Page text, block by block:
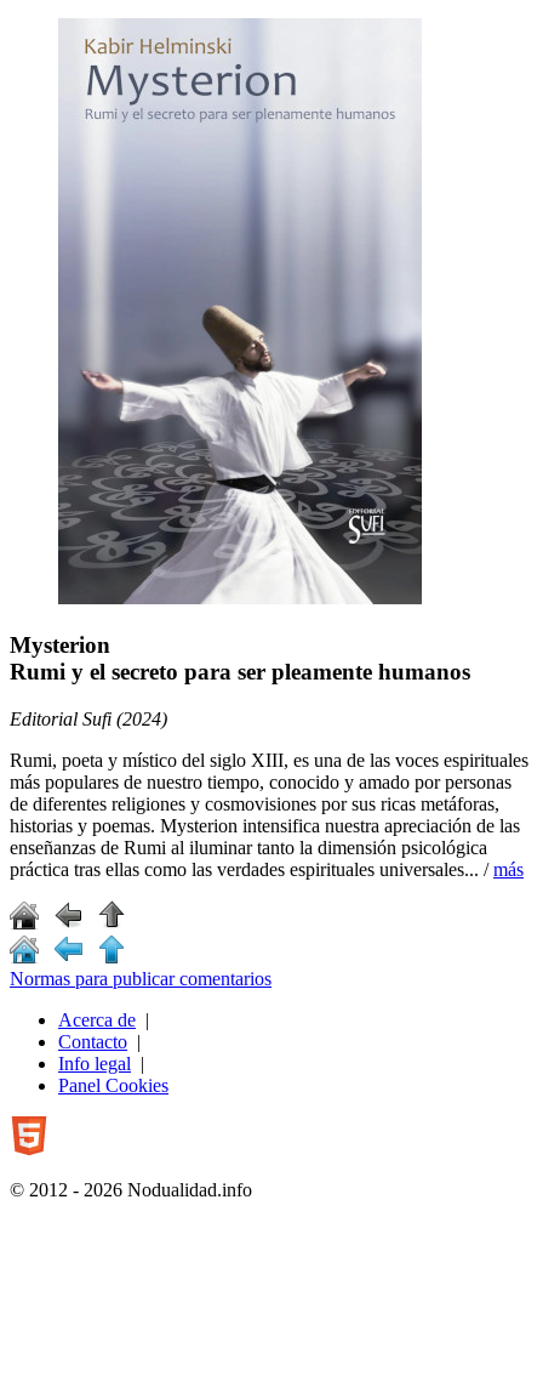
Mysterion
Rumi y el secreto para ser pleamente humanos
Editorial Sufi (2024)
Rumi, poeta y místico del siglo XIII, es una de las voces espirituales
más populares de nuestro tiempo, conocido y amado por personas
de diferentes religiones y cosmovisiones por sus ricas metáforas,
historias y poemas. Mysterion intensifica nuestra apreciación de las
enseñanzas de Rumi al iluminar tanto la dimensión psicológica
práctica tras ellas como las verdades espirituales universales... /más
Normas para publicar comentarios
Acerca de |
Contacto |
Info legal |
Panel Cookies
© 2012 - 2026 Nodualidad.info